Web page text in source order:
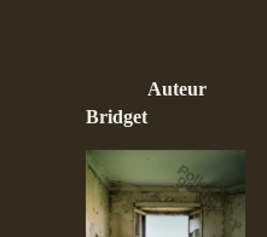
Auteur
Bridget